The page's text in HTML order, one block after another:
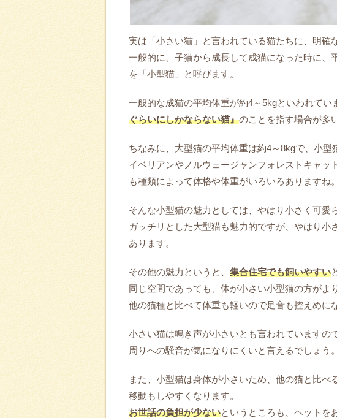
実は「小さい猫」と言われている猫たちに、明確
一般的に、子猫から成長して成猫になった時に、
を「小型猫」と呼びます。
一般的な成猫の平均体重が約4～5kgといわれてい
ぐらいにしかならない猫』のことを指す場合が多
ちなみに、大型猫の平均体重は約4～8kgで、小
イベリアンやノルウェージャンフォレストキャ
も種類によって体格や体重がいろいろありますね。
そんな小型猫の魅力としては、やはり小さく可愛
ガッチリとした大型猫も魅力的ですが、やはり
あります。
その他の魅力というと、 集合住宅でも飼いやすい
同じ空間であっても、体が小さい小型猫の方がよ
他の猫種と比べて体重も軽いので足音も控えめに
小さい猫は鳴き声が小さいとも言われていますの
周りへの騒音が気になりにくいと言えるでしょう。
また、小型猫は身体が小さいため、他の猫と比
移動もしやすくなります。
お世話の負担が少ないというところも、ペットを